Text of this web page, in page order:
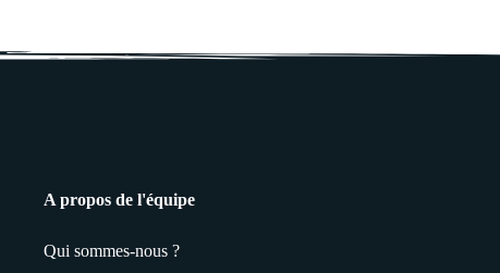
A propos de l'équipe
Qui sommes-nous ?